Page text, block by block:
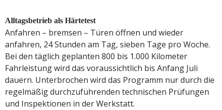
Alltagsbetrieb als Härtetest
Anfahren – bremsen – Türen öffnen und wieder
anfahren, 24 Stunden am Tag, sieben Tage pro Woche.
Bei den täglich geplanten 800 bis 1.000 Kilometer
Fahrleistung wird das voraussichtlich bis Anfang Juli
dauern. Unterbrochen wird das Programm nur durch die
regelmäßig durchzuführenden technischen Prüfungen
und Inspektionen in der Werkstatt.